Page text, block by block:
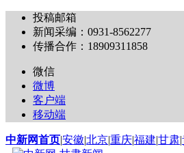
投稿邮箱
新闻采编：0931-8562277
传播合作：18909311858
微信
微博
客户端
移动端
中新网首页|安徽|北京|重庆|福建|甘肃|